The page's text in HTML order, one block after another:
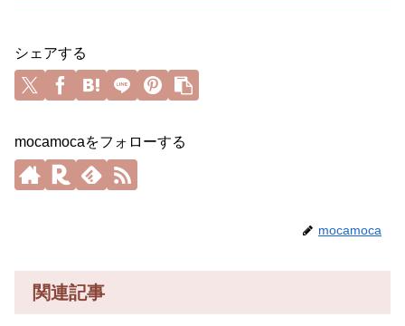
シェアする
mocamocaをフォローする
mocamoca
関連記事